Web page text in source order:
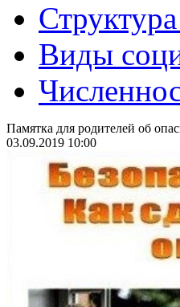
Виды
Памятка для родителей об
03.09.2019 10:00